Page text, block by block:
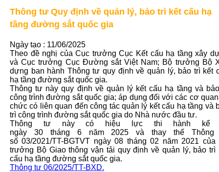
Thông tư Quy định về quản lý, bảo trì kết cấu hạ
tầng đường sắt quốc gia
Ngày tạo : 11/06/2025
Theo đề nghị của Cục trưởng Cục Kết cấu hạ tầng xây
và Cục trưởng Cục Đường sắt Việt Nam; Bộ trưởng Bộ
dựng ban hành Thông tư quy định về quản lý, bảo trì kết
hạ tầng đường sắt quốc gia.
Thông tư này quy định về quản lý kết cấu hạ tầng và
công trình đường sắt quốc gia; áp dụng đối với các cơ
chức có liên quan đến công tác quản lý kết cấu hạ tầng và
trì công trình đường sắt quốc gia do Nhà nước đầu tư.
Thông tư này có hiệu lực thi hành kể
ngày 30 tháng 6 năm 2025 và thay thế Thông
số03/2021/TT-BGTVT ngày 08 tháng 02 năm 2021 của
trưởng Bộ Giao thông vận tải quy định về quản lý, bảo trì
cấu hạ tầng đường sắt quốc gia.
Thông tư 06/2025/TT-BXD.